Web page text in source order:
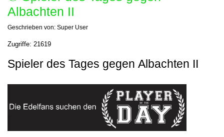
Albachten II
Geschrieben von: Super User
Zugriffe: 21619
Spieler des Tages gegen Albachten II